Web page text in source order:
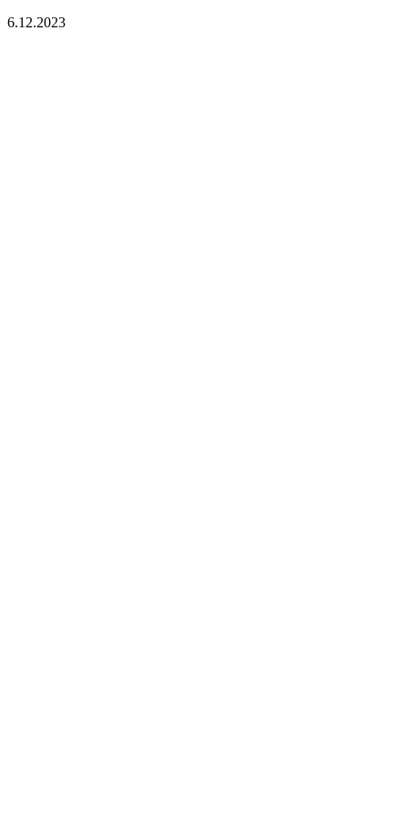
6.12.2023